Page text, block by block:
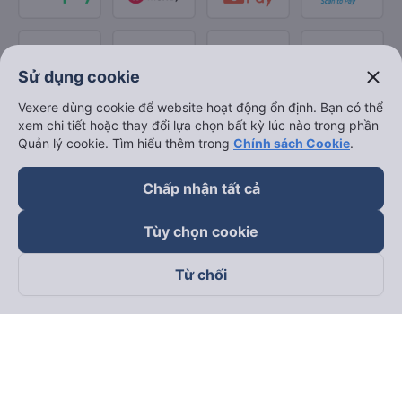
Theo dõi chúng tôi trên
Sử dụng cookie close
Vexere dùng cookie để website hoạt động ổn định. Bạn có thể
xem chi tiết hoặc thay đổi lựa chọn bất kỳ lúc nào trong phần
Quản lý cookie. Tìm hiểu thêm trong Chính sách Cookie.
Chấp nhận tất cả
Tùy chọn cookie
Từ chối